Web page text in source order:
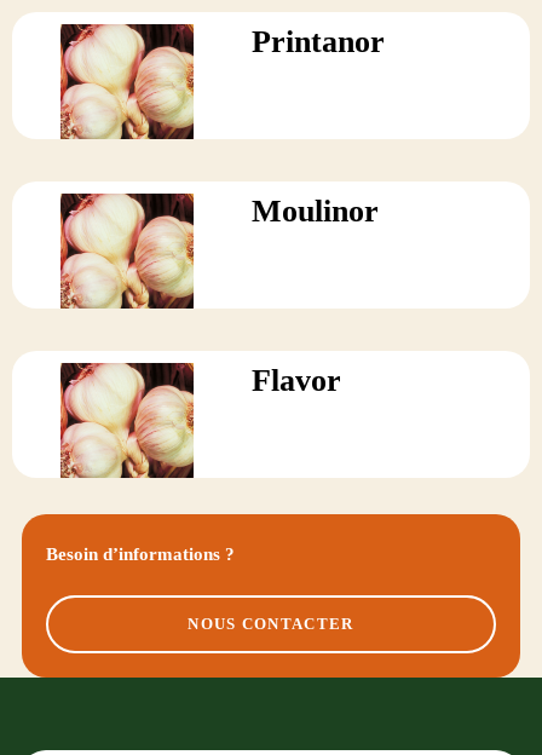
Printanor
Moulinor
Flavor
Besoin d’informations ?
NOUS CONTACTER